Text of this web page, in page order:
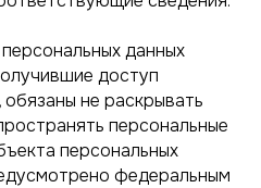
данных
доступ
не раскрывать
персональные
персональных
федеральным